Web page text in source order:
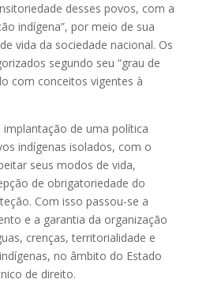
desses povos, com a
indígena”, por meio de sua
vida da sociedade nacional. Os
segundo seu “grau de
com conceitos vigentes à
implantação de uma política
indígenas isolados, com o
seus modos de vida,
de obrigatoriedade do
Com isso passou-se a
e a garantia da organização
crenças, territorialidade e
no âmbito do Estado
de direito.